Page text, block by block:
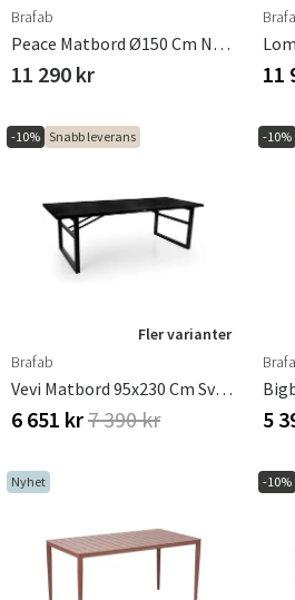
Brafab
Peace Matbord Ø150 Cm Nordic Green
11 290 kr 11
-10% Snabb leverans
Fler varianter
Brafab
Vevi Matbord 95x230 Cm Svart
6 651 kr7 390 kr
-10%
5
Nyhet -10%